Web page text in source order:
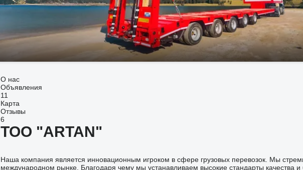
О нас
Объявления
11
Карта
Отзывы
6
ТОО "ARTAN"
Наша компания является инновационным игроком в сфере грузовых перевозок. Мы
международном рынке. Благодаря чему мы устанавливаем высокие стандарты качества